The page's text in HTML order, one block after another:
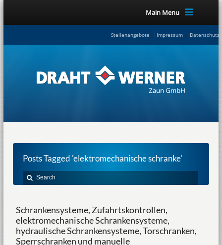
Main Menu
Stellenangebote Impressum
Posts Tagged 'elektromechanische schranke'
Schrankensysteme, Zufahrtskontrollen,
elektromechanische Schrankensysteme,
hydraulische Schrankensysteme, Torschranken,
Sperrschranken und manuelle